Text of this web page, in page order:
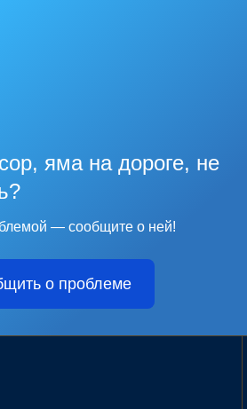
яма на дороге, не
— сообщите о ней!
о проблеме